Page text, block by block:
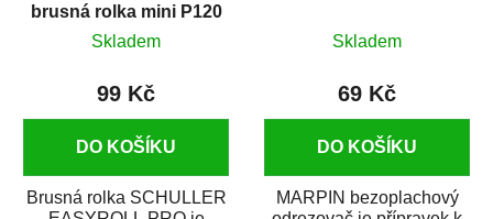
brusná rolka mini P120
Skladem
99 Kč
DO KOŠÍKU
Brusná rolka SCHULLER
Skladem
69 Kč
DO KOŠÍKU
MARPIN bezoplachový